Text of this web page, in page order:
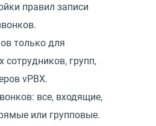
правил записи
только для
сотрудников, групп,
vPBX.
все, входящие,
или групповые.